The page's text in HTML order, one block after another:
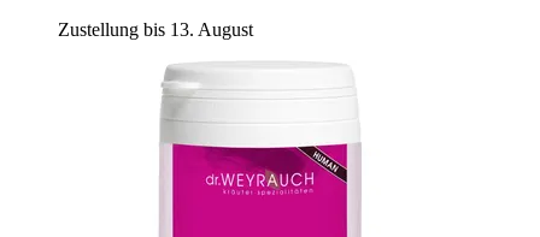
Zustellung bis 13. August